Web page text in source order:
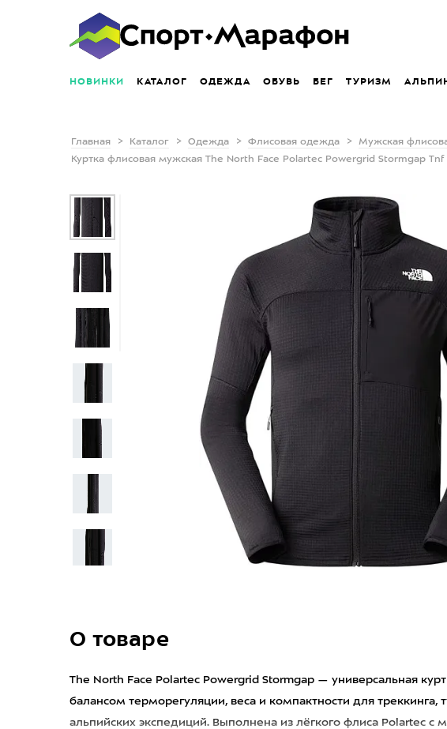
НОВИНКИ КАТАЛОГ ОДЕЖДА ОБУВЬ БЕГ ТУРИЗМ
Главная Каталог Одежда Флисовая одежда Мужская
Куртка флисовая мужская The North Face Polartec Powergrid Stormgap Tnf
О товаре
The North Face Polartec Powergrid Stormgap — универсальная
балансом терморегуляции, веса и компактности для треккинга,
альпийских экспедиций. Выполнена из лёгкого флиса Polartec с